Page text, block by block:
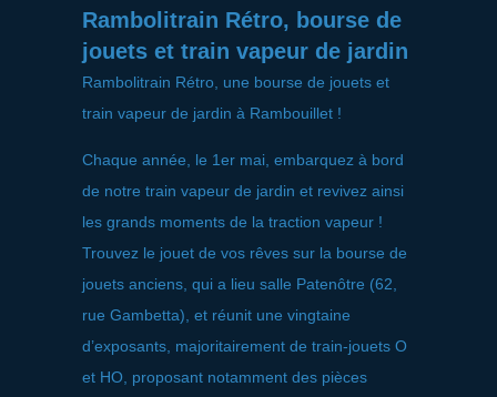
Rambolitrain Rétro, bourse de
jouets et train vapeur de jardin
Rambolitrain Rétro, une bourse de jouets et
train vapeur de jardin à Rambouillet !
Chaque année, le 1er mai, embarquez à bord
de notre train vapeur de jardin et revivez ainsi
les grands moments de la traction vapeur !
Trouvez le jouet de vos rêves sur la bourse de
jouets anciens, qui a lieu salle Patenôtre (62,
rue Gambetta), et réunit une vingtaine
d’exposants, majoritairement de train-jouets O
et HO, proposant notamment des pièces